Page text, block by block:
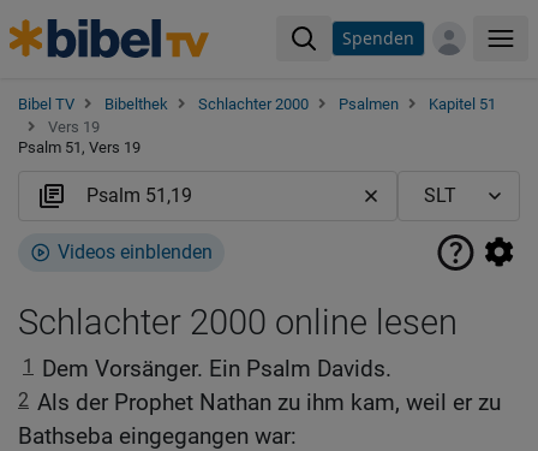
Spenden
Bibel TV Bibelthek Schlachter 2000 Psalmen
Kapitel 51
Vers 19
Psalm 51, Vers 19
Videos einblenden
Schlachter 2000 online lesen
1 Dem Vorsänger. Ein Psalm Davids.
2 Als der Prophet Nathan zu ihm kam, weil er zu
Bathseba eingegangen war: